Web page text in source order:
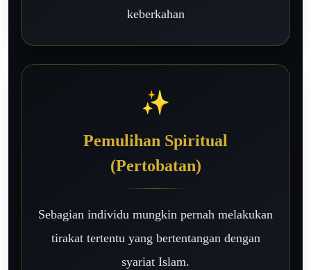
keberkahan
✨
Pemulihan Spiritual
(Pertobatan)
Sebagian individu mungkin pernah melakukan
tirakat tertentu yang bertentangan dengan
syariat Islam.